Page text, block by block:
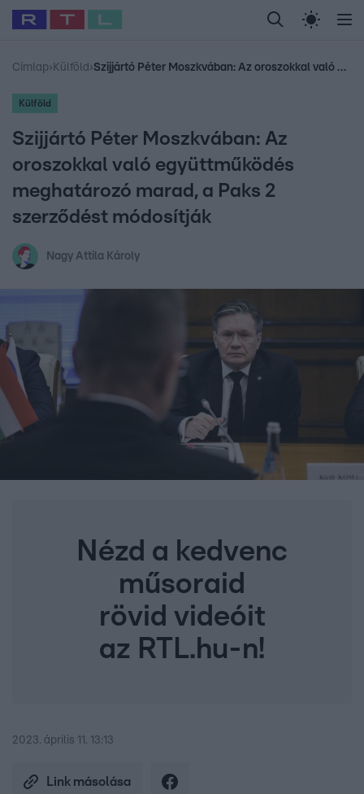
Legfrissebb RTL Híradó Randi Celeb vagyok,
Babits Marcella Most Wanted Gallusz
Címlap› Külföld › Szijjártó Péter Moszkvában: Az oroszokkal való együttműködés meghatározó marad, a Paks 2 szerződést módosítják
Külföld
Szijjártó Péter Moszkvában: Az
oroszokkal való együttműködés
meghatározó marad, a Paks 2
szerződést módosítják
Nagy Attila Károly
Nézd a kedvenc
műsoraid
rövid videóit
az RTL.hu-n!
2023. április 11. 13:13
Link másolása